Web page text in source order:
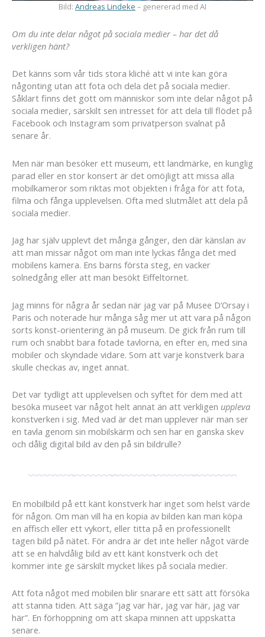
Bild: Andreas Lindeke – genererad med AI
Om du inte delar något på sociala medier – har det då
verkligen hänt?
Det känns som vår tids stora kliché att vi inte kan göra
någonting utan att fota och dela det på sociala medier.
Såklart finns det gott om människor som inte delar något på
sociala medier, särskilt sen intresset för att dela till flödet på
Facebook och Instagram som privatperson svalnat på
senare år.
Men när man besöker ett museum, ett landmärke, en kunglig
parad eller en stor konsert är det omöjligt att missa alla
mobilkameror som riktas mot objekten i fråga för att fota,
filma och fånga upplevelsen. Ofta med slutmålet att dela på
sociala medier.
Jag har själv upplevt det många gånger, den där känslan av
att man missar något om man inte lyckas fånga det med
mobilens kamera. Ens barns första steg, en vacker
solnedgång eller att man besökt Eiffeltornet.
Jag minns för några år sedan när jag var på Musee D’Orsay i
Paris och noterade hur många såg mer ut att vara på någon
sorts konst-orientering än på museum. De gick från rum till
rum och snabbt bara fotade tavlorna, en efter en, med sina
mobiler och skyndade vidare. Som att varje konstverk bara
skulle checkas av, inget annat.
Det var tydligt att upplevelsen och syftet för dem med att
besöka museet var något helt annat än att verkligen uppleva
konstverken i sig. Med vad är det man upplever när man ser
en tavla genom sin mobilskärm och sen har en ganska skev
och dålig digital bild av den på sin bildrulle?
En mobilbild på ett känt konstverk har inget som helst värde
för någon. Om man vill ha en kopia av bilden kan man köpa
en affisch eller ett vykort, eller titta på en professionellt
tagen bild på nätet. För andra är det inte heller något värde
att se en halvdålig bild av ett känt konstverk och det
kommer inte ge särskilt mycket likes på sociala medier.
Att fota något med mobilen blir snarare ett sätt att försöka
att stanna tiden. Att säga ”jag var här, jag var här, jag var
här”. En förhoppning om att skapa minnen att uppskatta
senare.